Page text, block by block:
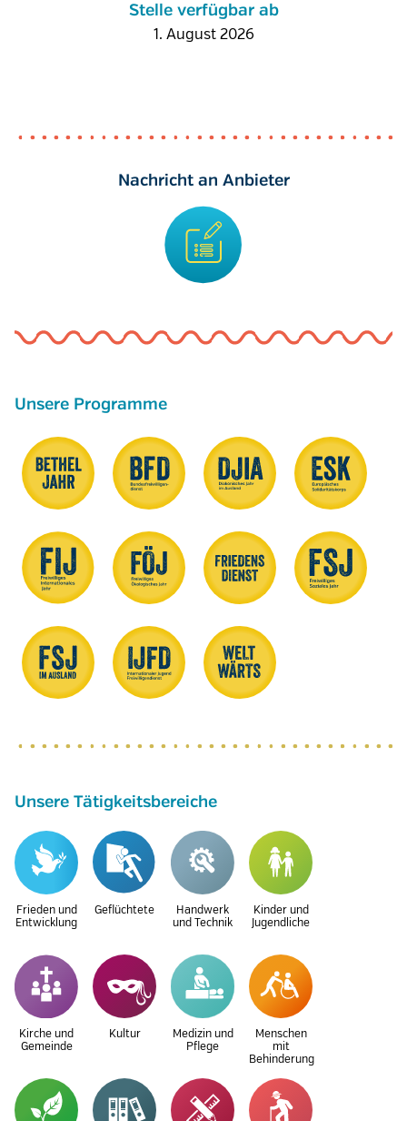
Stelle verfügbar ab
1. August 2026
Nachricht an Anbieter
Unsere Programme
Unsere Tätigkeitsbereiche
Frieden und
Entwicklung
Geflüchtete
Handwerk
und Technik
Kinder und
Jugendliche
Kirche und
Gemeinde
Kultur
Medizin und
Pflege
Menschen
mit
Behinderung